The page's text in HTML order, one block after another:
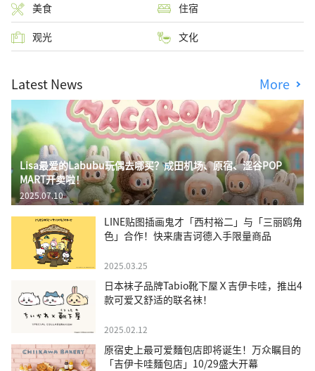
美食 住宿
观光 文化
Latest News More
Lisa最爱的Labubu玩偶去哪买？成田机场、原宿、涩谷POP
MART开卖啦！
2025.07.10
LINE贴图插画鬼才「西村裕二」与「三丽鸥角
色」合作！快来唐吉诃德入手限量商品
2025.03.25
日本袜子品牌Tabio靴下屋Ｘ吉伊卡哇，推出4
款可爱又舒适的联名袜！
2025.02.12
原宿史上最可爱麵包店即将诞生！万众瞩目的
「吉伊卡哇麵包店」10/29盛大开幕